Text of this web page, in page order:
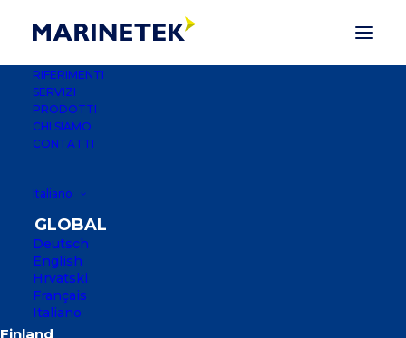
RIFERIMENTI
SERVIZI
PRODOTTI
CHI SIAMO
CONTATTI
Italiano
Deutsch
English
Hrvatski
Français
Italiano